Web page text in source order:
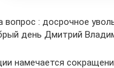
: досрочное
день Дмитрий
намечается